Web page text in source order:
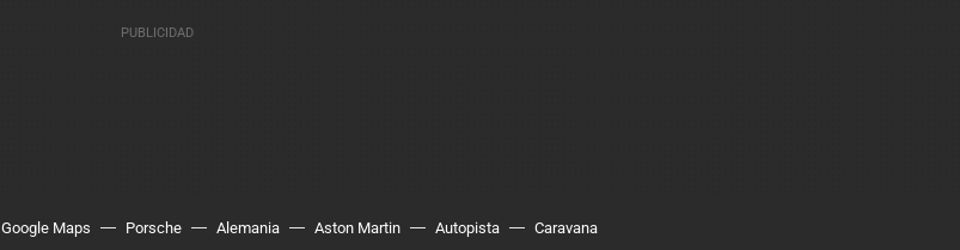
Google Maps Porsche Alemania Aston Martin Autopista Caravana